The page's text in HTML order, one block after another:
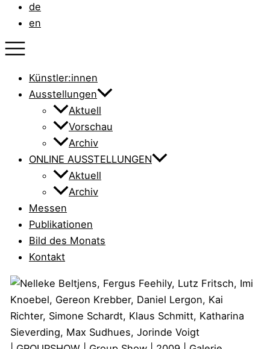
de
en
Künstler:innen
Ausstellungen
Aktuell
Vorschau
Archiv
ONLINE AUSSTELLUNGEN
Aktuell
Archiv
Messen
Publikationen
Bild des Monats
Kontakt